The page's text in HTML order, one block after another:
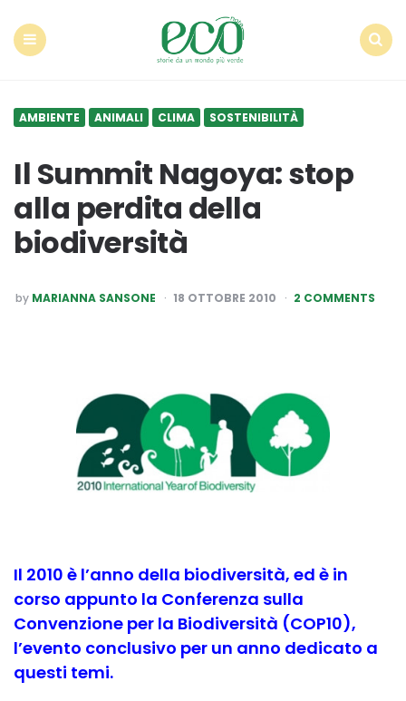
AMBIENTE ANIMALI CLIMA SOSTENIBILITÀ
Il Summit Nagoya: stop
alla perdita della
biodiversità
POSTED
BY
by MARIANNA SANSONE 18 OTTOBRE 2010 2 COMMENTS
Il 2010 è l’anno della biodiversità, ed è in
corso appunto la Conferenza sulla
Convenzione per la Biodiversità (COP10),
l’evento conclusivo per un anno dedicato a
questi temi.